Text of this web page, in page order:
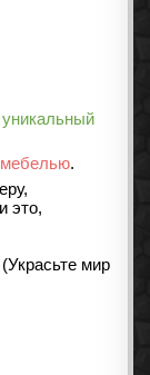
мебелью.
это,